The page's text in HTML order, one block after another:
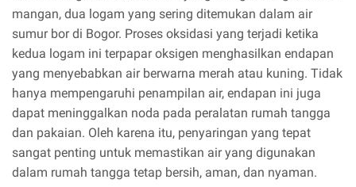
mangan, dua logam yang sering ditemukan dalam air
sumur bor di Bogor. Proses oksidasi yang terjadi ketika
kedua logam ini terpapar oksigen menghasilkan endapan
yang menyebabkan air berwarna merah atau kuning. Tidak
hanya mempengaruhi penampilan air, endapan ini juga
dapat meninggalkan noda pada peralatan rumah tangga
dan pakaian. Oleh karena itu, penyaringan yang tepat
sangat penting untuk memastikan air yang digunakan
dalam rumah tangga tetap bersih, aman, dan nyaman.